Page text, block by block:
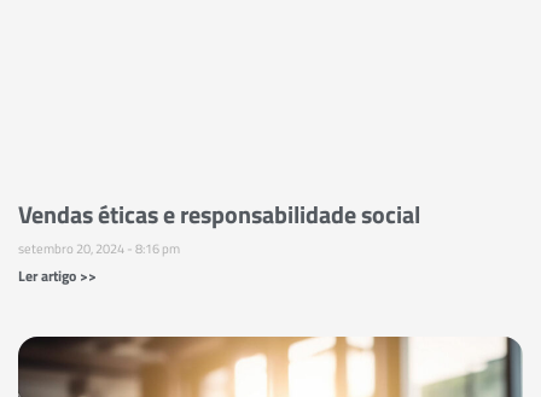
Vendas éticas e responsabilidade social
setembro 20, 2024 8:16 pm
Ler artigo >>